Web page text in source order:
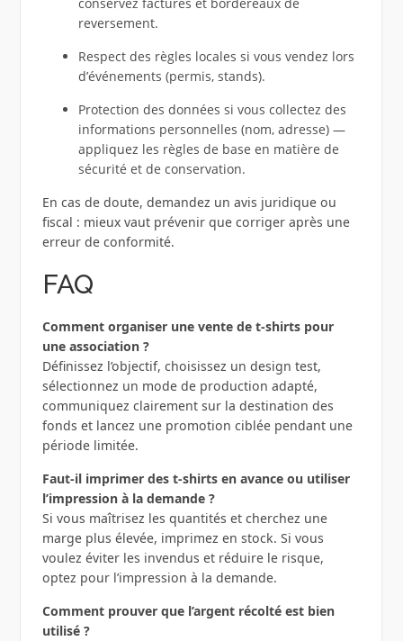
reversement.
Respect des règles locales si vous vendez lors
d’événements (permis, stands).
Protection des données si vous collectez des
informations personnelles (nom, adresse) —
appliquez les règles de base en matière de
sécurité et de conservation.
En cas de doute, demandez un avis juridique ou
fiscal : mieux vaut prévenir que corriger après une
erreur de conformité.
FAQ
Comment organiser une vente de t-shirts pour
une association ?
Définissez l’objectif, choisissez un design test,
sélectionnez un mode de production adapté,
communiquez clairement sur la destination des
fonds et lancez une promotion ciblée pendant une
période limitée.
Faut-il imprimer des t-shirts en avance ou utiliser
l’impression à la demande ?
Si vous maîtrisez les quantités et cherchez une
marge plus élevée, imprimez en stock. Si vous
voulez éviter les invendus et réduire le risque,
optez pour l’impression à la demande.
Comment prouver que l’argent récolté est bien
utilisé ?